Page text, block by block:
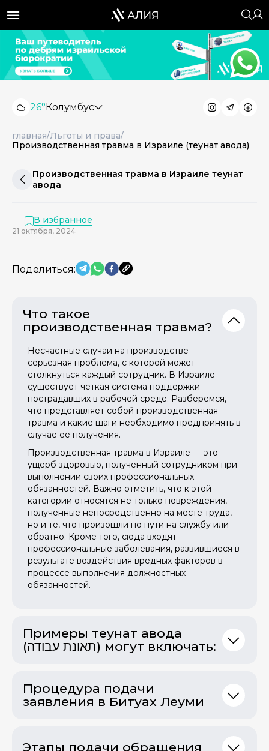
26° Колумбус
главная/Льготы и права/
Производственная травма в Израиле (теунат авода)
Производственная травма в Израиле теунат
авода
21 октября, 2024
В избранное
Поделиться:
Что такое
производственная травма?
Несчастные случаи на производстве —
серьезная проблема, с которой может
столкнуться каждый сотрудник. В Израиле
существует четкая система поддержки
пострадавших в рабочей среде. Разберемся,
что представляет собой производственная
травма и какие шаги необходимо предпринять в
случае ее получения.
Производственная травма в Израиле — это
ущерб здоровью, полученный сотрудником при
выполнении своих профессиональных
обязанностей. Важно отметить, что к этой
категории относятся не только повреждения,
полученные непосредственно на месте труда,
но и те, что произошли по пути на службу или
обратно. Кроме того, сюда входят
профессиональные заболевания, развившиеся в
результате воздействия вредных факторов в
процессе выполнения должностных
обязанностей.
Примеры теунат авода
(תאונת עבודה) могут включать:
Процедура подачи
заявления в Битуах Леуми
Этапы подачи обращения